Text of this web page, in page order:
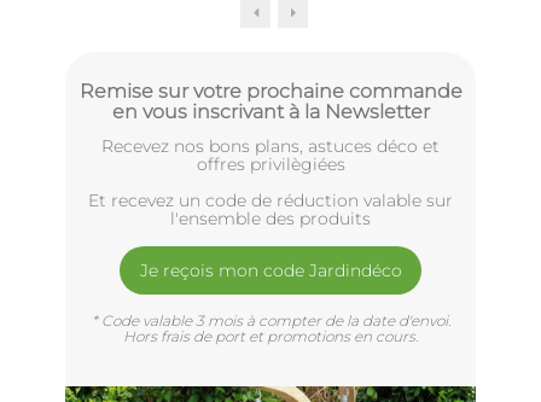
Remise sur votre prochaine commande
en vous inscrivant à la Newsletter
Recevez nos bons plans, astuces déco et
offres privilègiées
Et recevez un code de réduction valable sur
l'ensemble des produits
Je reçois mon code Jardindéco
* Code valable 3 mois à compter de la date d'envoi.
Hors frais de port et promotions en cours.